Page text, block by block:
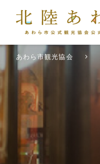
あわら市観光協会